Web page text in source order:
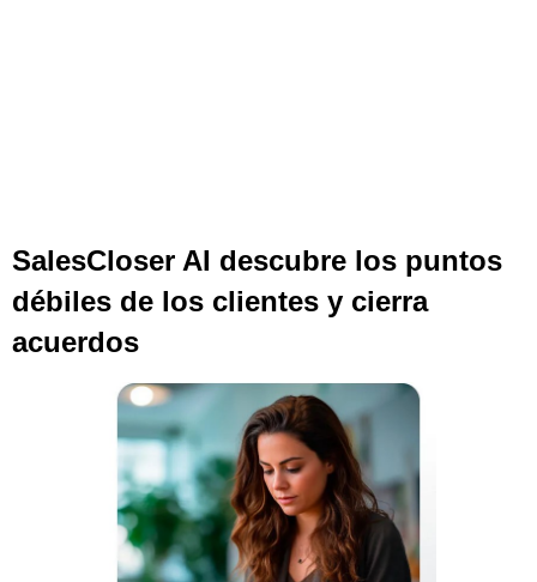
SalesCloser AI descubre los puntos
débiles de los clientes y cierra
acuerdos